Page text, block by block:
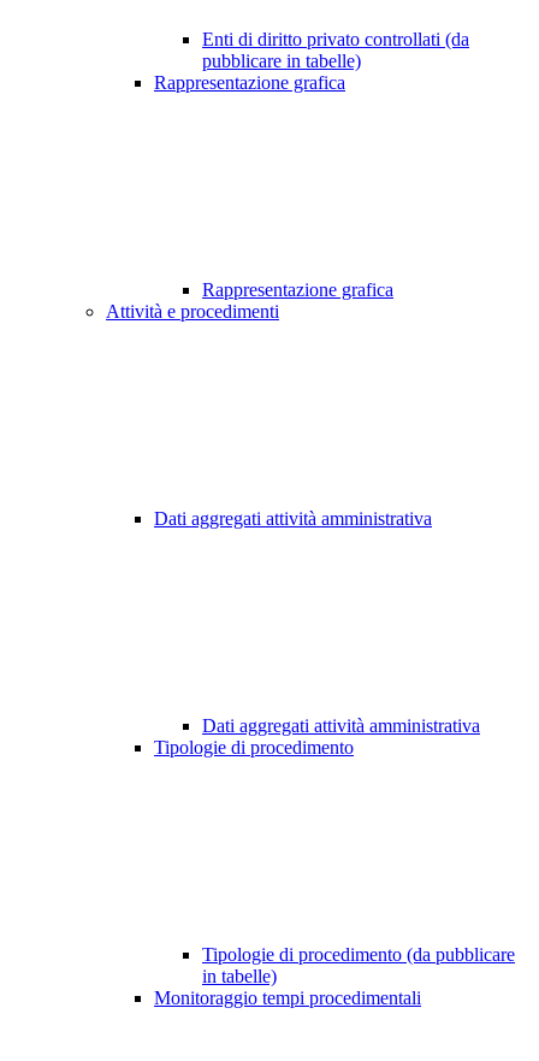
Enti di diritto privato controllati (da
pubblicare in tabelle)
Rappresentazione grafica
Rappresentazione grafica
Attività e procedimenti
Dati aggregati attività amministrativa
Dati aggregati attività amministrativa
Tipologie di procedimento
Tipologie di procedimento (da pubblicare
in tabelle)
Monitoraggio tempi procedimentali